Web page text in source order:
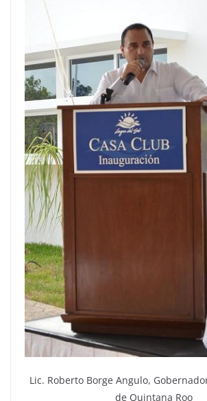
Lic. Roberto Borge Angulo,
de Quintana Roo